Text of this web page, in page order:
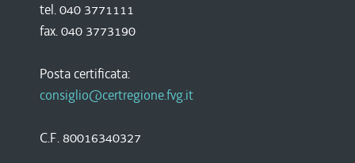
tel. 040 3771111
fax. 040 3773190
Posta certificata:
consiglio@certregione.fvg.it
C.F. 80016340327